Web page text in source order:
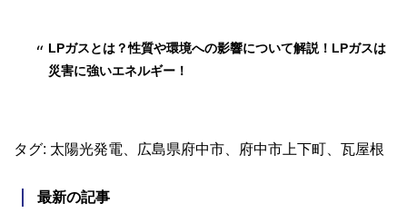
LPガスとは？性質や環境への影響について解説！LPガスは
災害に強いエネルギー！
タグ: 太陽光発電、 広島県府中市、 府中市上下町 、 瓦屋根
最新の記事